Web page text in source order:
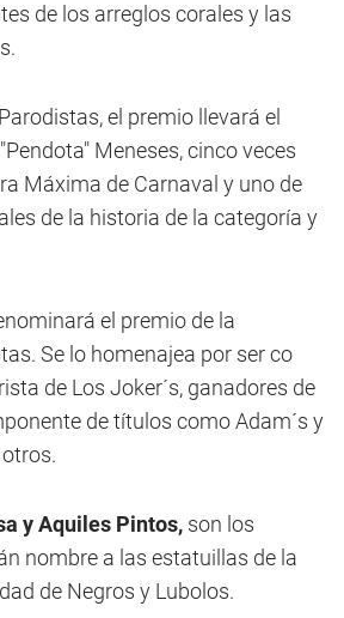
de los arreglos corales y las
el premio llevará el
Meneses, cinco veces
Máxima de Carnaval y uno de
de la historia de la categoría y
el premio de la
Se lo homenajea por ser co
de Los Joker´s, ganadores de
de títulos como Adam´s y
otros.
y Aquiles Pintos, son los
nombre a las estatuillas de la
de Negros y Lubolos.